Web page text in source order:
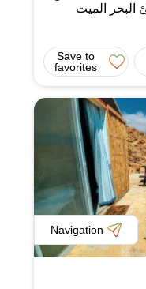
البحر الميت
Save to
favorites
Navigation